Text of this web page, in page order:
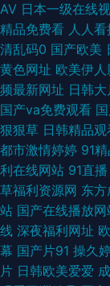
午夜福利片 亚洲欧
观看 国产欧美日韩
产精品 欧洲女高 99
爽 97在线视频精
电影在线观看免费
在线播放 手机看片
十一路熟女视频 国
AV 日本一级在线
精品免费看 人人
清乱码0 国产欧美
黄色网址 欧美伊
频最新网址 日韩
国产va免费观看
狠狠草 日韩精品观
都市激情婷婷 91
利在线网站 91直播
草福利资源网 东
站 国产在线播放网
线 深夜福利网址
幕 国产片91 操久
片 日韩欧美爱爱